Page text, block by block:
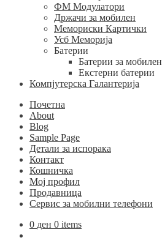
ФМ Модулатори
Држачи за мобилен
Мемориски Картички
Усб Меморија
Батерии
Батерии за мобилен
Екстерни батерии
Компјутерска Галантерија
Почетна
About
Blog
Sample Page
Детали за испорака
Контакт
Кошничка
Мој профил
Продавница
Сервис за мобилни телефони
0 ден 0 items